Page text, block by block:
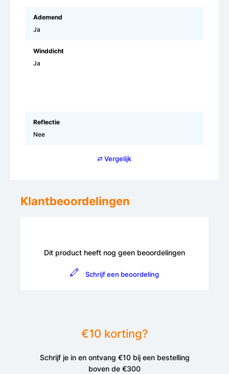
Ademend
Ja
Winddicht
Ja
Reflectie
Nee
⇄ Vergelijk
Klantbeoordelingen
Dit product heeft nog geen beoordelingen
Schrijf een beoordeling
€10 korting?
Schrijf je in en ontvang €10 bij een bestelling
boven de €300